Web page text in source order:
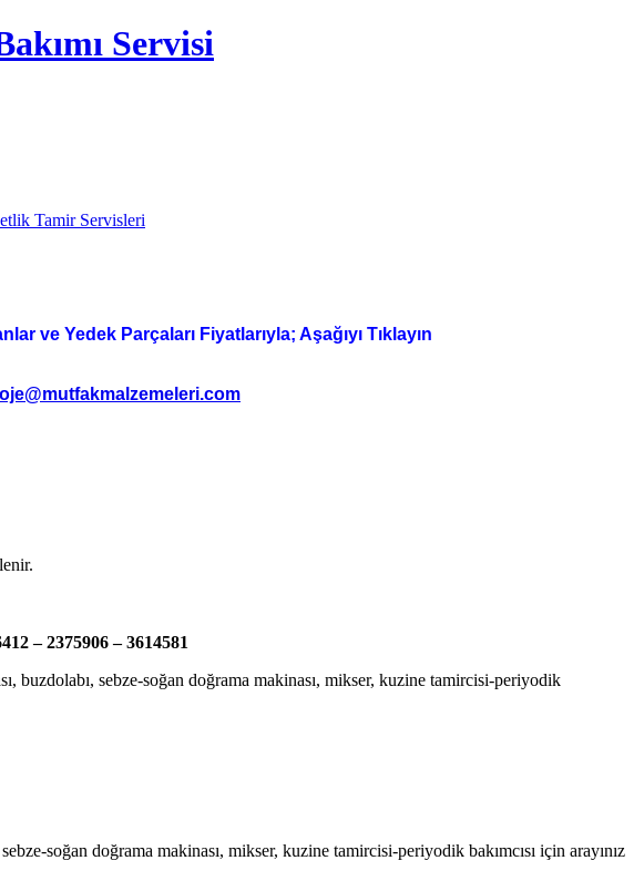
Servisi
Tamir Servisleri
ve Yedek Parçaları Fiyatlarıyla; Aşağıyı Tıklayın
– 2375906 – 3614581
buzdolabı, sebze-soğan doğrama makinası, mikser, kuzine tamircisi-periyodik
soğan doğrama makinası, mikser, kuzine tamircisi-periyodik bakımcısı için arayınız